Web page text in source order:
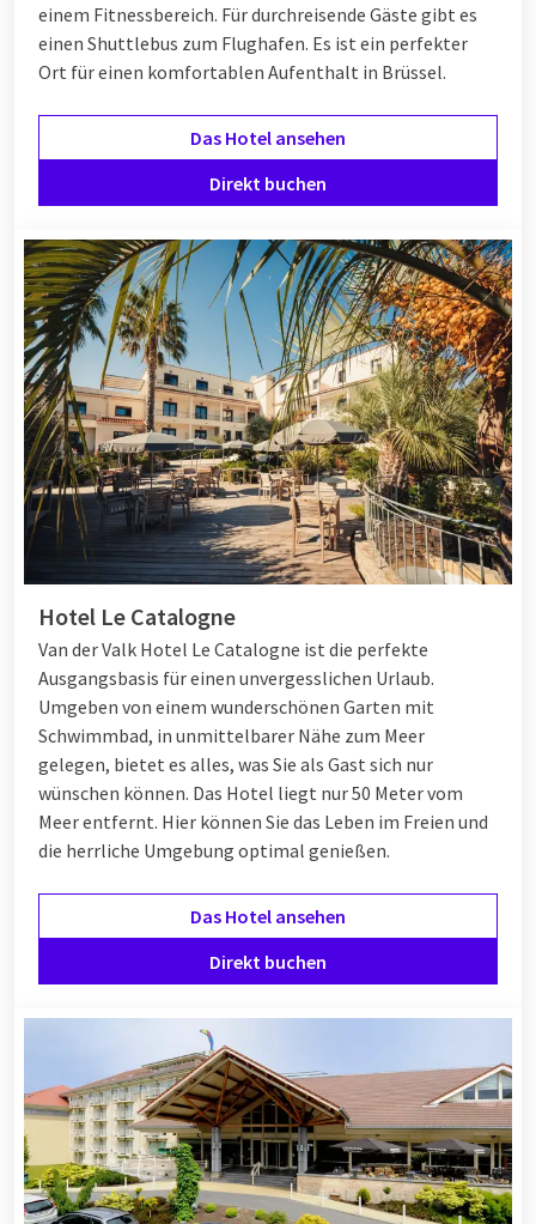
einem Fitnessbereich. Für durchreisende Gäste gibt es
einen Shuttlebus zum Flughafen. Es ist ein perfekter
Ort für einen komfortablen Aufenthalt in Brüssel.
Das Hotel ansehen
Direkt buchen
Hotel Le Catalogne
Van der Valk Hotel Le Catalogne ist die perfekte
Ausgangsbasis für einen unvergesslichen Urlaub.
Umgeben von einem wunderschönen Garten mit
Schwimmbad, in unmittelbarer Nähe zum Meer
gelegen, bietet es alles, was Sie als Gast sich nur
wünschen können. Das Hotel liegt nur 50 Meter vom
Meer entfernt. Hier können Sie das Leben im Freien und
die herrliche Umgebung optimal genießen.
Das Hotel ansehen
Direkt buchen